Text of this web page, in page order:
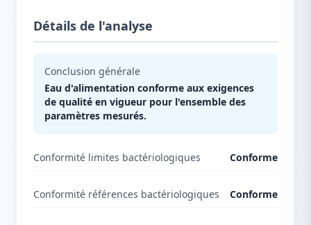
Détails de l'analyse
Conclusion générale
Eau d'alimentation conforme aux exigences
de qualité en vigueur pour l'ensemble des
paramètres mesurés.
Conformité limites bactériologiques Conforme
Conformité références bactériologiques Conforme